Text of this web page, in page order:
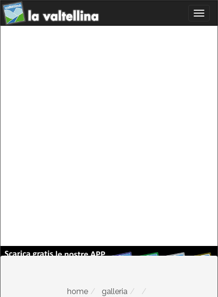
home galleria